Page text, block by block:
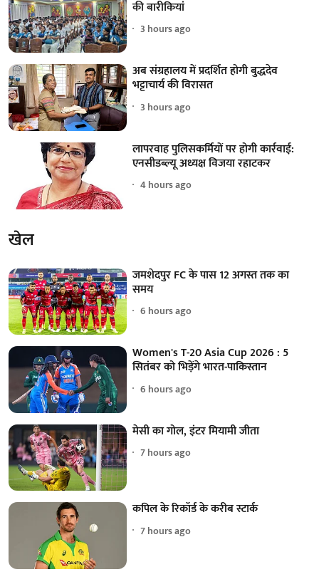
की बारीकियां
3 hours ago
अब संग्रहालय में प्रदर्शित होगी बुद्धदेव
भट्टाचार्य की विरासत
3 hours ago
लापरवाह पुलिसकर्मियों पर होगी कार्रवाई:
एनसीडब्ल्यू अध्यक्ष विजया रहाटकर
4 hours ago
खेल
जमशेदपुर FC के पास 12 अगस्त तक का
समय
6 hours ago
Women's T-20 Asia Cup 2026 : 5
सितंबर को भिड़ेंगे भारत-पाकिस्तान
6 hours ago
मेसी का गोल, इंटर मियामी जीता
7 hours ago
कपिल के रिकॉर्ड के करीब स्टार्क
7 hours ago